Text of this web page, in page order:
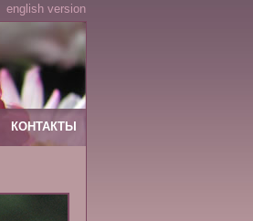
english version
КОНТАКТЫ